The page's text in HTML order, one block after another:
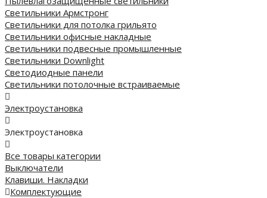
Светильники Армстронг
Светильники для потолка грильято
Светильники офисные накладные
Светильники подвесные промышленные
Светильники Downlight
Светодиодные панели
Cветильники потолочные встраиваемые
Электроустановка
Электроустановка
Все товары категории
Выключатели
Клавиши. Накладки
Комплектующие